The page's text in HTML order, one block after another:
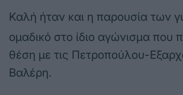
Καλή ήταν και η παρουσία των
ομαδικό στο ίδιο αγώνισμα που
θέση με τις Πετροπούλου-
Βαλέρη.